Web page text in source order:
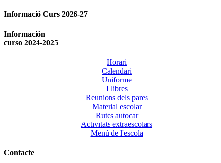
Informació Curs 2026-27
Información
curso 2024-2025
Horari
Calendari
Uniforme
Llibres
Reunions dels pares
Material escolar
Rutes autocar
Activitats extraescolars
Menú de l'escola
Contacte